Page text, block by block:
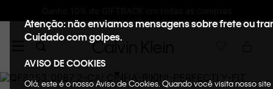
Atenção: não enviamos mensagens sobre frete ou
Cuidado com golpes.
AVISO DE COOKIES
Olá, este é o nosso Aviso de Cookies. Quando você visita nosso